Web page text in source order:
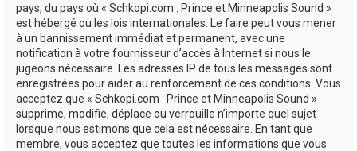
pays, du pays où « Schkopi.com : Prince et Minneapolis Sound »
est hébergé ou les lois internationales. Le faire peut vous mener
à un bannissement immédiat et permanent, avec une
notification à votre fournisseur d’accès à Internet si nous le
jugeons nécessaire. Les adresses IP de tous les messages sont
enregistrées pour aider au renforcement de ces conditions. Vous
acceptez que « Schkopi.com : Prince et Minneapolis Sound »
supprime, modifie, déplace ou verrouille n’importe quel sujet
lorsque nous estimons que cela est nécessaire. En tant que
membre, vous acceptez que toutes les informations que vous